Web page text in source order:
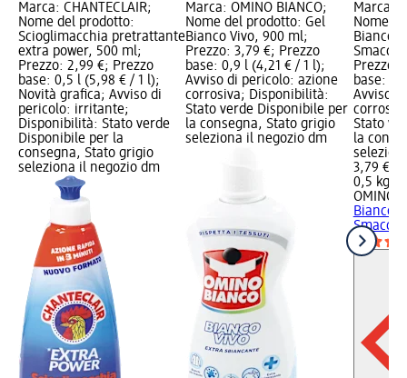
Marca: CHANTECLAIR;
Nome del prodotto:
Scioglimacchia pretrattante
extra power, 500 ml;
Prezzo: 2,99 €; Prezzo
base: 0,5 l (5,98 € / 1 l);
Novità grafica; Avviso di
pericolo: irritante;
Disponibilità: Stato verde
Disponibile per la
consegna, Stato grigio
seleziona il negozio dm
Marca: OMINO BIANCO;
Nome del prodotto: Gel
Bianco Vivo, 900 ml;
Prezzo: 3,79 €; Prezzo
base: 0,9 l (4,21 € / 1 l);
Avviso di pericolo: azione
corrosiva; Disponibilità:
Stato verde Disponibile per
la consegna, Stato grigio
seleziona il negozio dm
Marca:
Nome
Bianco
Prezzo:
base:
Avviso
Stato
la
3,79 €
0,5 kg
OMINO
Bianco